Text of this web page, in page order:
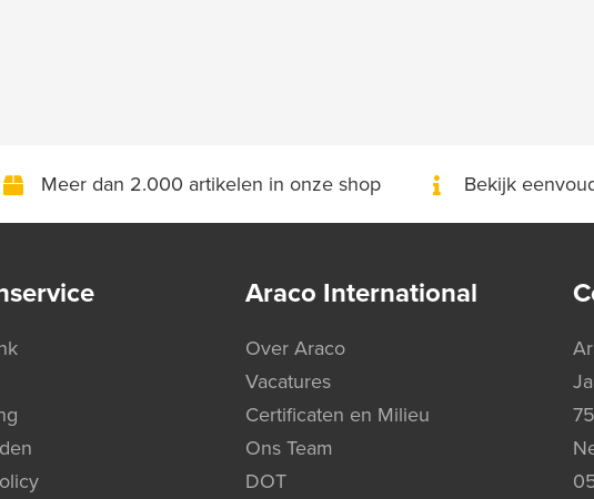
Meer dan 2.000 artikelen in onze shop Bekijk
Araco International
Over Araco
Vacatures
Certificaten en Milieu
Ons Team
DOT